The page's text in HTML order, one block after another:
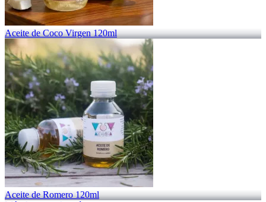
Aceite de Coco Virgen 120ml
Aceite de Romero 120ml